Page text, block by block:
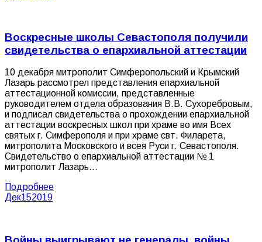
Воскресные школы Севастополя получили
свидетельства о епархиальной аттестации
10 декабря митрополит Симферопольский и Крымский
Лазарь рассмотрел представления епархиальной
аттестационной комиссии, представленные
руководителем отдела образования В.В. Сухоребровым,
и подписал свидетельства о прохождении епархиальной
аттестации воскресных школ при храме во имя Всех
святых г. Симферополя и при храме свт. Филарета,
митрополита Московского и всея Руси г. Севастополя.
Свидетельство о епархиальной аттестации № 1
митрополит Лазарь…
Подробнее
Дек152019